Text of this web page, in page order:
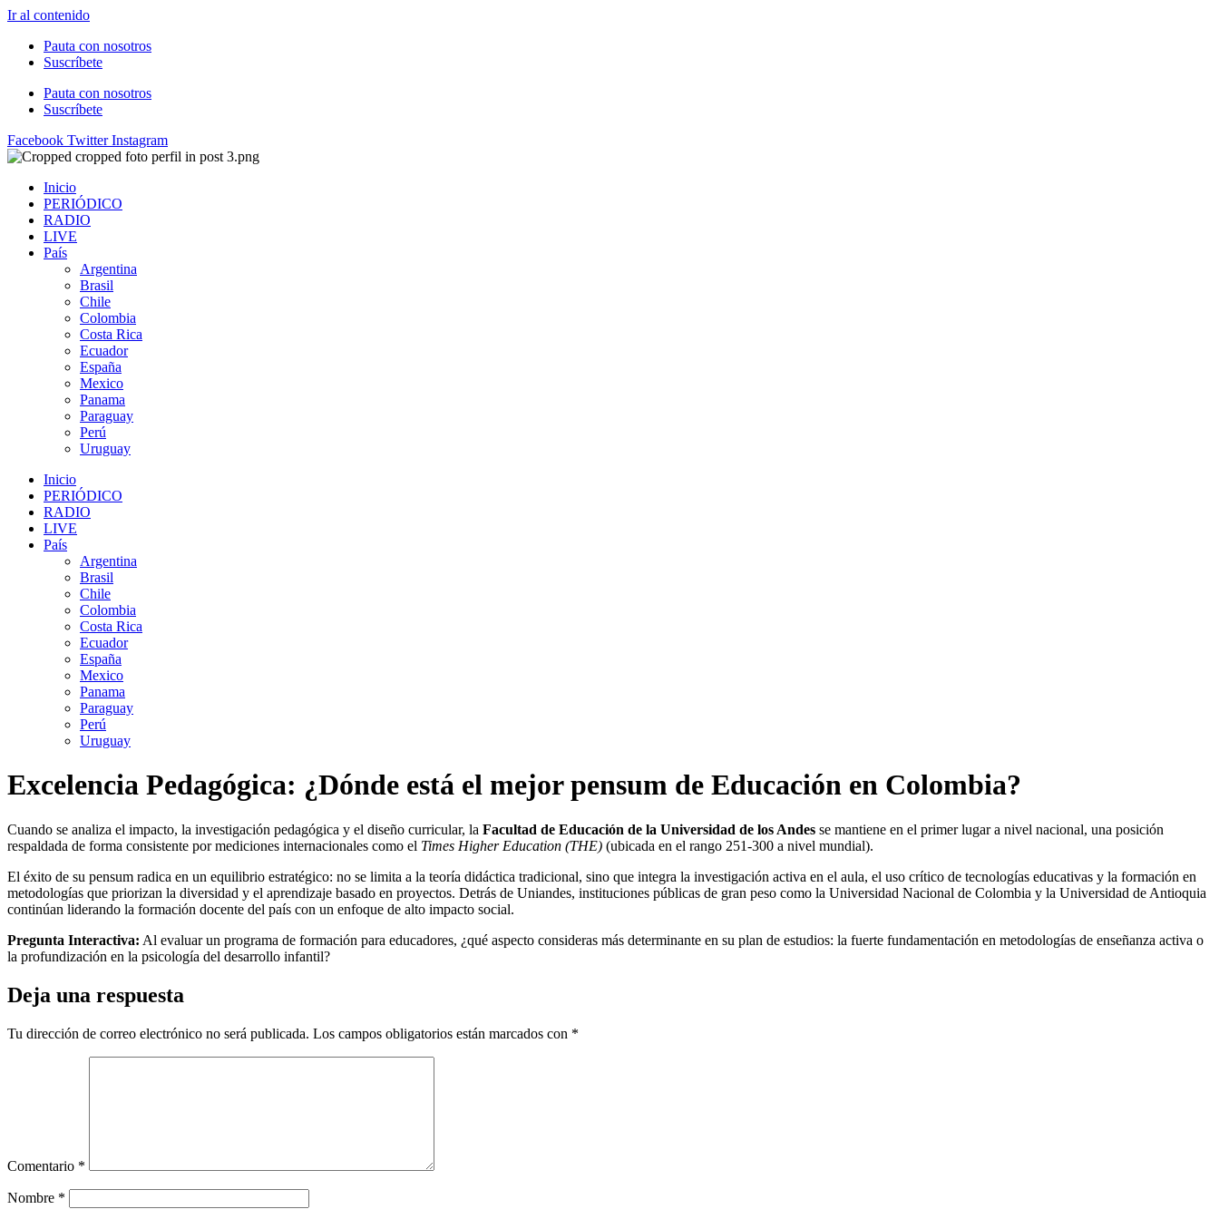
Ir al contenido
Pauta con nosotros
Suscríbete
Pauta con nosotros
Suscríbete
Facebook Twitter Instagram
Inicio
PERIÓDICO
RADIO
LIVE
País
Argentina
Brasil
Chile
Colombia
Costa Rica
Ecuador
España
Mexico
Panama
Paraguay
Perú
Uruguay
Inicio
PERIÓDICO
RADIO
LIVE
País
Argentina
Brasil
Chile
Colombia
Costa Rica
Ecuador
España
Mexico
Panama
Paraguay
Perú
Uruguay
Excelencia Pedagógica: ¿Dónde está el mejor pensum de Educación en Colombia?
Cuando se analiza el impacto, la investigación pedagógica y el diseño curricular, la Facultad de Educación de la Universidad de los Andes se mantiene en el primer lugar a nivel nacional, una posición
respaldada de forma consistente por mediciones internacionales como el Times Higher Education (THE) (ubicada en el rango 251-300 a nivel mundial).
El éxito de su pensum radica en un equilibrio estratégico: no se limita a la teoría didáctica tradicional, sino que integra la investigación activa en el aula, el uso crítico de tecnologías educativas y la formación en
metodologías que priorizan la diversidad y el aprendizaje basado en proyectos. Detrás de Uniandes, instituciones públicas de gran peso como la Universidad Nacional de Colombia y la Universidad de Antioquia
continúan liderando la formación docente del país con un enfoque de alto impacto social.
Pregunta Interactiva: Al evaluar un programa de formación para educadores, ¿qué aspecto consideras más determinante en su plan de estudios: la fuerte fundamentación en metodologías de enseñanza activa o
la profundización en la psicología del desarrollo infantil?
Deja una respuesta
Tu dirección de correo electrónico no será publicada. Los campos obligatorios están marcados con *
Comentario *
Nombre *